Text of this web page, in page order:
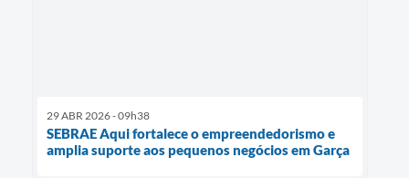
29 ABR 2026 - 09h38
SEBRAE Aqui fortalece o empreendedorismo e
amplia suporte aos pequenos negócios em Garça